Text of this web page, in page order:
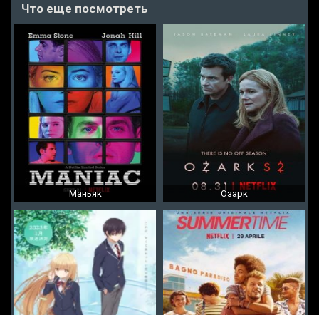
Что еще посмотреть
Маньяк Озарк